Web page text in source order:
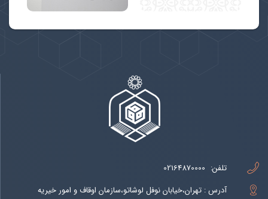
تلفن: 02164870000
آدرس : تهران،خیابان نوفل لوشاتو،سازمان اوقاف و امور خیریه